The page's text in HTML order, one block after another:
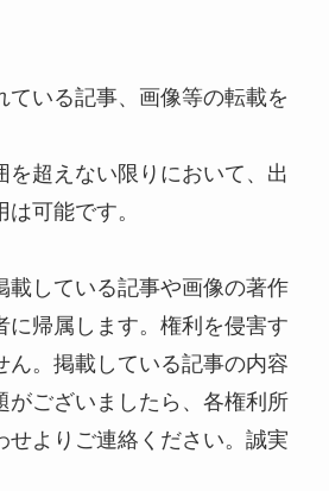
ている記事、画像等の転載を
を超えない限りにおいて、出
可能です。
載している記事や画像の著作
に帰属します。権利を侵害す
ん。掲載している記事の内容
がございましたら、各権利所
せよりご連絡ください。誠実